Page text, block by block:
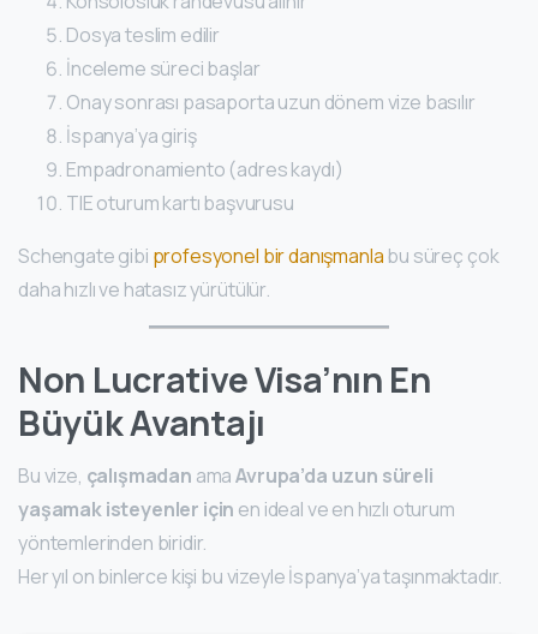
Dosya teslim edilir
İnceleme süreci başlar
Onay sonrası pasaporta uzun dönem vize basılır
İspanya’ya giriş
Empadronamiento (adres kaydı)
TIE oturum kartı başvurusu
Schengate gibi profesyonel bir danışmanlabu süreç çok
daha hızlı ve hatasız yürütülür.
Non Lucrative Visa’nın En
Büyük Avantajı
Bu vize, çalışmadan amaAvrupa’da uzun süreli
yaşamak isteyenler için en ideal ve en hızlı oturum
yöntemlerinden biridir.
Her yıl on binlerce kişi bu vizeyle İspanya’ya taşınmaktadır.